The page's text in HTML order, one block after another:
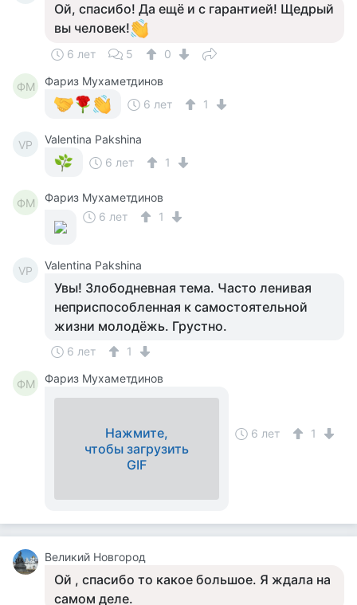
Ой, спасибо! Да ещё и с гарантией! Щедрый
вы человек!
6 лет 5 0
ФМ
Фариз Мухаметдинов
6 лет
1
VP
Valentina Pakshina
6 лет
1
ФМ
Фариз Мухаметдинов
6 лет
1
VP Valentina Pakshina
Увы! Злободневная тема. Часто ленивая
неприспособленная к самостоятельной
жизни молодёжь. Грустно.
6 лет 1
ФМ Фариз Мухаметдинов
Нажмите,
чтобы загрузить
GIF
6 лет 1
Великий Новгород
Ой , спасибо то какое большое. Я ждала на
самом деле.